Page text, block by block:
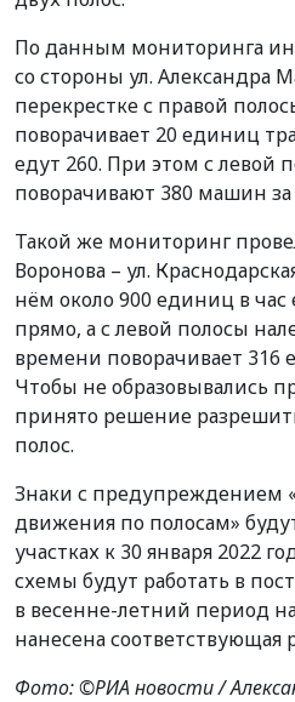
По данным мониторинга
со стороны ул. Александра
перекрестке с правой
поворачивает 20 единиц
едут 260. При этом с левой
поворачивают 380 машин
Такой же мониторинг
Воронова – ул.
нём около900 единиц в час
прямо, а с левой полосы
времени поворачивает 316
Чтобы не образовывались
принято решение
полос.
Знаки с предупреждением
движения по полосам»
участках к 30 января 2022
схемы будут работать в
в весенне-летний период
нанесена соответствующая
Фото: ©РИА новости /